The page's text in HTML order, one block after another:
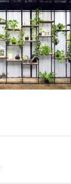
de beste tips
Noord-
Wat
Optimaal
eisen de basis